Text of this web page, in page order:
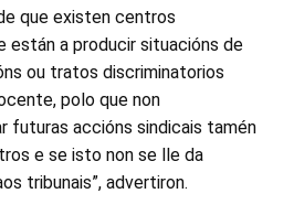
que existen centros
están a producir situacións de
ou tratos discriminatorios
polo que non
futuras accións sindicais tamén
e se isto non se lle da
tribunais”, advertiron.